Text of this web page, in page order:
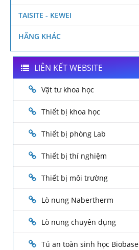
TAISITE - KEWEI
HÃNG KHÁC
LIÊN KẾT WEBSITE
Vật tư khoa học
Thiết bị khoa học
Thiết bị phòng Lab
Thiết bị thí nghiệm
Thiết bị môi trường
Lò nung Nabertherm
Lò nung chuyên dụng
Tủ an toàn sinh học Biobase